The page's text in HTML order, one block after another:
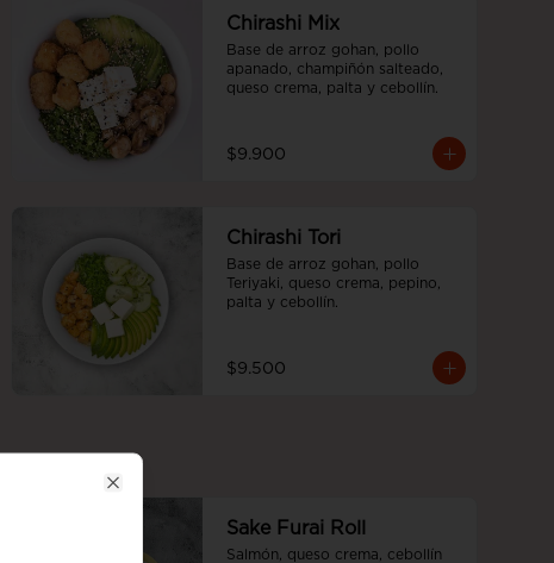
Chirashi Mix
Base de arroz gohan, pollo
apanado, champiñón salteado,
queso crema, palta y cebollín.
$9.900
Chirashi Tori
Base de arroz gohan, pollo
Teriyaki, queso crema, pepino,
palta y cebollín.
$9.500
Sake Furai Roll
Salmón, queso crema, cebollín